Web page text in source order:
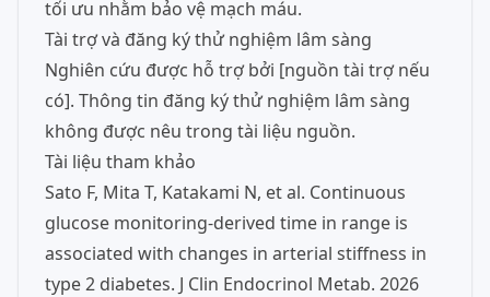
tối ưu nhằm bảo vệ mạch máu.
Tài trợ và đăng ký thử nghiệm lâm sàng
Nghiên cứu được hỗ trợ bởi [nguồn tài trợ nếu
có]. Thông tin đăng ký thử nghiệm lâm sàng
không được nêu trong tài liệu nguồn.
Tài liệu tham khảo
Sato F, Mita T, Katakami N, et al. Continuous
glucose monitoring-derived time in range is
associated with changes in arterial stiffness in
type 2 diabetes. J Clin Endocrinol Metab. 2026